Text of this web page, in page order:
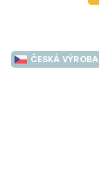
ČESKÁ VÝROBA